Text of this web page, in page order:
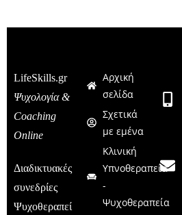
LifeSkills.gr
Ψυχολογία &
Coaching
Online
Διαδικτυακές
συνεδρίες
Ψυχοθεραπεί
Αρχική
σελίδα
Σχετικά
με εμένα
Κλινική
Υπνοθεραπεία
-
Ψυχοθεραπεία